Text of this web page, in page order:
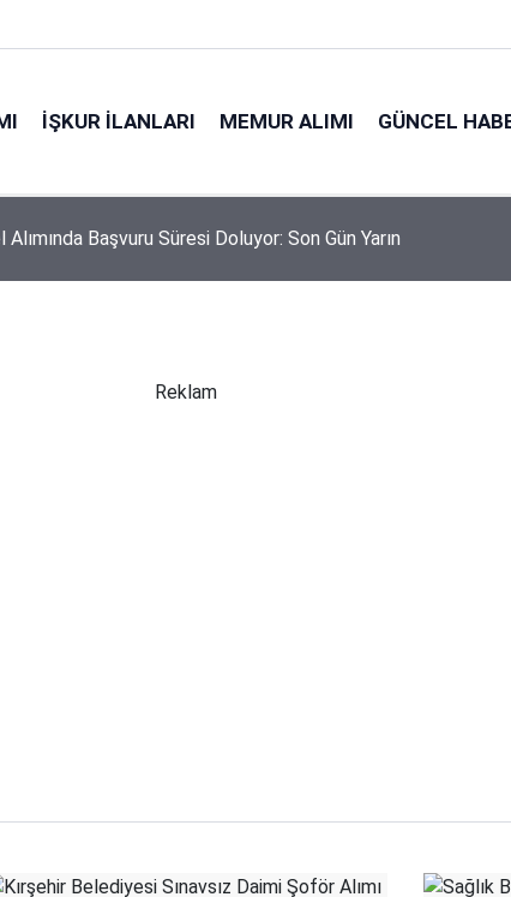
İŞKUR İLANLARI MEMUR ALIMI GÜNCEL
Başvuru Süresi Doluyor: Son Gün Yarın
Reklam